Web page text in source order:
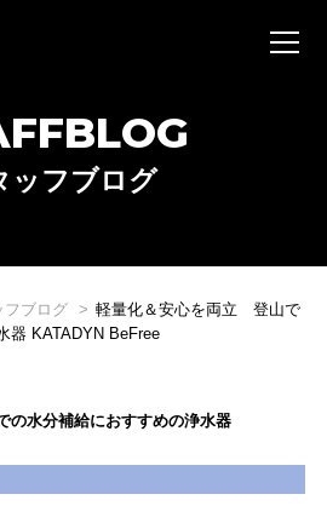
LAB ?
ッフブログ
フブログ
軽量化＆安心を両立 登山で
器 KATADYN BeFree
水分補給におすすめの浄水器